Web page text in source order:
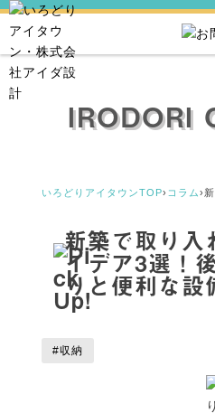
IRODORI
いろどりアイタウンTOP› コラム›
新築で取り入
イデア3選！
りと便利な設
#収納